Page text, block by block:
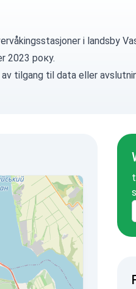
i landsby
2023 року.
tilgang til data eller